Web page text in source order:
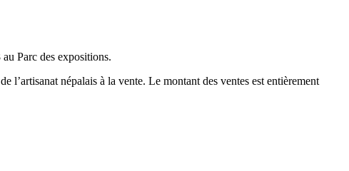
Parc des expositions.
l’artisanat népalais à la vente. Le montant des ventes est entièrement